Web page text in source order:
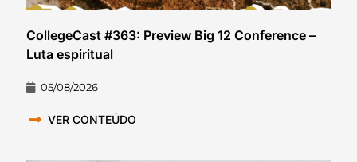
CollegeCast #363: Preview Big 12 Conference –
Luta espiritual
05/08/2026
VER CONTEÚDO